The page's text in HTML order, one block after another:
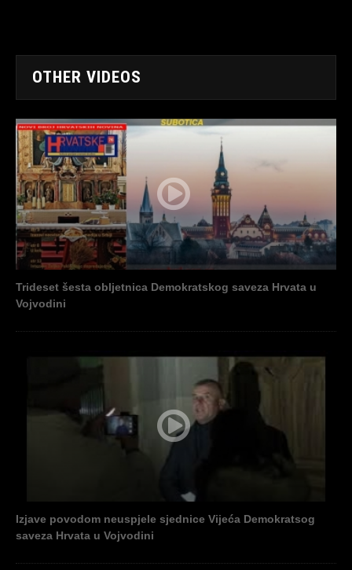
OTHER VIDEOS
Trideset šesta obljetnica Demokratskog saveza Hrvata u
Vojvodini
Izjave povodom neuspjele sjednice Vijeća Demokratsog
saveza Hrvata u Vojvodini